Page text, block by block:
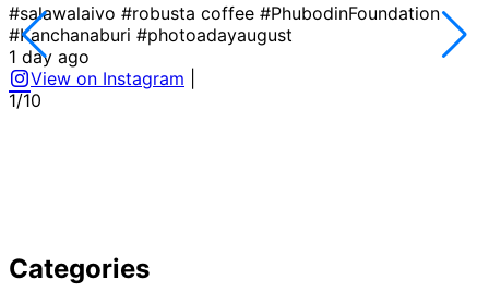
#salawalaivo #robusta coffee #PhubodinFoundation
#Kanchanaburi #photoadayaugust
1 day ago
View on Instagram
1/10
Categories